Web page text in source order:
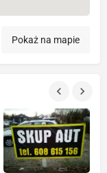
Pokaż na mapie